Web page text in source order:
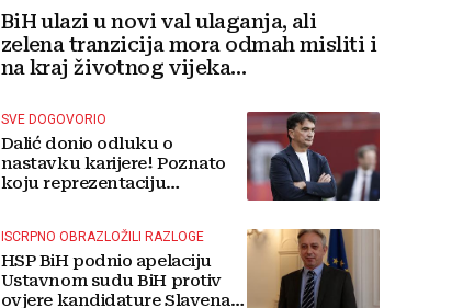
BiH ulazi u novi val ulaganja, ali
zelena tranzicija mora odmah misliti i
na kraj životnog vijeka
SVE DOGOVORIO
Dalić donio odluku o
nastavku karijere! Poznato
koju reprezentaciju
ISCRPNO OBRAZLOŽILI RAZLOGE
HSP BiH podnio apelaciju
Ustavnom sudu BiH protiv
ovjere kandidature Slavena